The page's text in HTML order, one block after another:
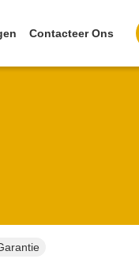
Contacteer Ons